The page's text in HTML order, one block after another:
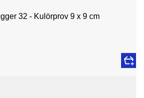
32 - Kulörprov 9 x 9 cm